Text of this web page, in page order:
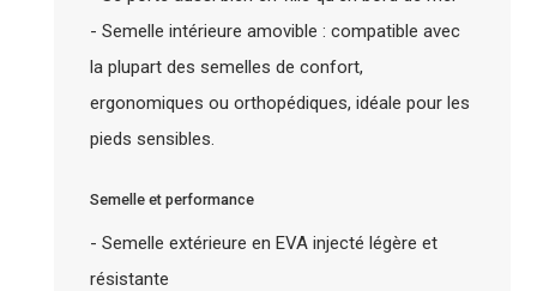
- Semelle intérieure amovible : compatible avec
la plupart des semelles de confort,
ergonomiques ou orthopédiques, idéale pour les
pieds sensibles.
Semelle et performance
- Semelle extérieure en EVA injecté légère et
résistante